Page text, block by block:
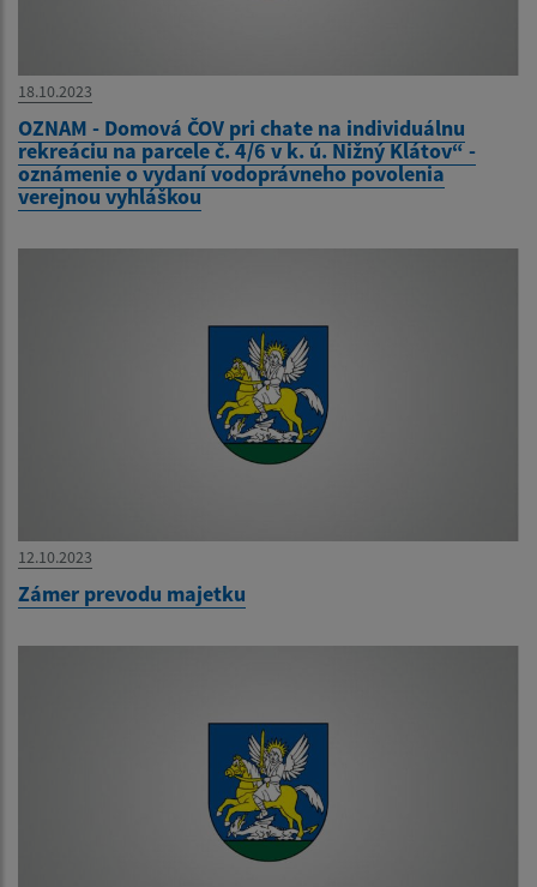
18.10.2023
OZNAM - Domová ČOV pri chate na individuálnu
rekreáciu na parcele č. 4/6 v k. ú. Nižný Klátov“ -
oznámenie o vydaní vodoprávneho povolenia
verejnou vyhláškou
12.10.2023
Zámer prevodu majetku